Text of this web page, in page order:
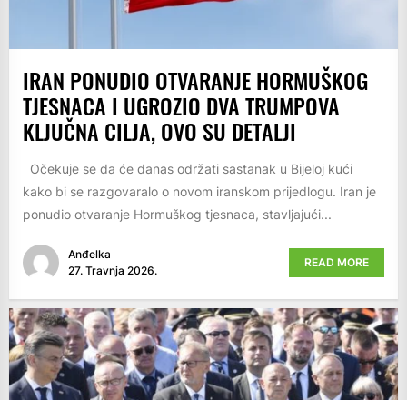
IRAN PONUDIO OTVARANJE HORMUŠKOG
TJESNACA I UGROZIO DVA TRUMPOVA
KLJUČNA CILJA, OVO SU DETALJI
Očekuje se da će danas održati sastanak u Bijeloj kući
kako bi se razgovaralo o novom iranskom prijedlogu. Iran je
ponudio otvaranje Hormuškog tjesnaca, stavljajući...
Anđelka
27. Travnja 2026.
READ MORE